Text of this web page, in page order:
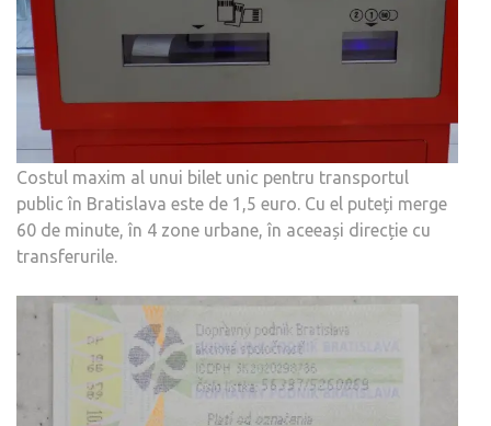
Costul maxim al unui bilet unic pentru transportul
public în Bratislava este de 1,5 euro. Cu el puteți merge
60 de minute, în 4 zone urbane, în aceeași direcție cu
transferurile.